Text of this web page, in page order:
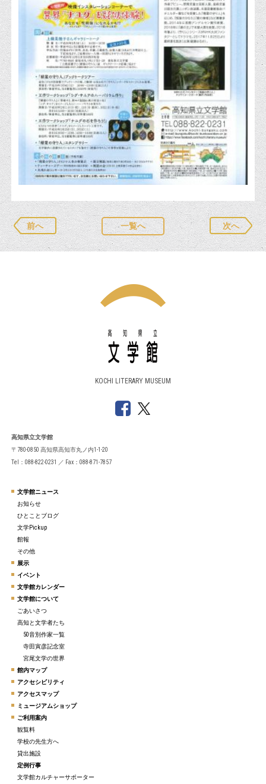
前へ 一覧へ 次へ
KOCHI LITERARY MUSEUM
高知県立文学館
〒780-0850 高知県高知市丸ノ内1-1-20
Tel：088-822-0231 ／ Fax：088-871-7857
文学館ニュース
お知らせ
ひとことブログ
文学Pickup
館報
その他
展示
イベント
文学館カレンダー
文学館について
ごあいさつ
高知と文学者たち
50音別作家一覧
寺田寅彦記念室
宮尾文学の世界
館内マップ
アクセシビリティ
アクセスマップ
ミュージアムショップ
ご利用案内
観覧料
学校の先生方へ
貸出施設
定例行事
文学館カルチャーサポーター